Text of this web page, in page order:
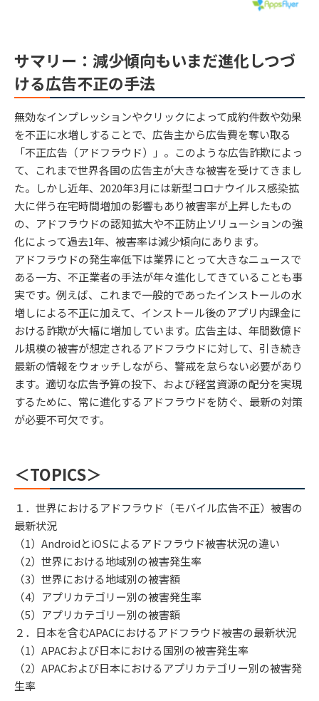
サマリー：減少傾向もいまだ進化しつづ
ける広告不正の手法
無効なインプレッションやクリックによって成約件数や効果
を不正に水増しすることで、広告主から広告費を奪い取る
「不正広告（アドフラウド）」。このような広告詐欺によっ
て、これまで世界各国の広告主が大きな被害を受けてきまし
た。しかし近年、2020年3月には新型コロナウイルス感染拡
大に伴う在宅時間増加の影響もあり被害率が上昇したもの
の、アドフラウドの認知拡大や不正防止ソリューションの強
化によって過去1年、被害率は減少傾向にあります。
アドフラウドの発生率低下は業界にとって大きなニュースで
ある一方、不正業者の手法が年々進化してきていることも事
実です。例えば、これまで一般的であったインストールの水
増しによる不正に加えて、インストール後のアプリ内課金に
おける詐欺が大幅に増加しています。広告主は、年間数億ド
ル規模の被害が想定されるアドフラウドに対して、引き続き
最新の情報をウォッチしながら、警戒を怠らない必要があり
ます。適切な広告予算の投下、および経営資源の配分を実現
するために、常に進化するアドフラウドを防ぐ、最新の対策
が必要不可欠です。
＜TOPICS＞
１．世界におけるアドフラウド（モバイル広告不正）被害の
最新状況
（1）AndroidとiOSによるアドフラウド被害状況の違い
（2）世界における地域別の被害発生率
（3）世界における地域別の被害額
（4）アプリカテゴリー別の被害発生率
（5）アプリカテゴリー別の被害額
２．日本を含むAPACにおけるアドフラウド被害の最新状況
（1）APACおよび日本における国別の被害発生率
（2）APACおよび日本におけるアプリカテゴリー別の被害発
生率